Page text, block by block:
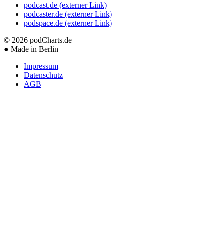
podcast.de (externer Link)
podcaster.de (externer Link)
podspace.de (externer Link)
© 2026 podCharts.de
● Made in Berlin
Impressum
Datenschutz
AGB